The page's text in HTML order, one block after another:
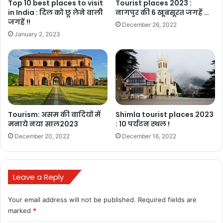
Top 10 best places to visit
in India : दिल को छू लेने वाली
जगहें !!
January 2, 2023
Tourist places 2023 :
नागपुर की 6 खूबसूरत जगहें …
December 26, 2022
Tourism: असम की वादियों में
मनाये नया साल2023
December 20, 2022
Shimla tourist places 2023
: 10 पर्यटन स्थल !
December 16, 2022
Leave a Reply
Your email address will not be published. Required fields are
marked *